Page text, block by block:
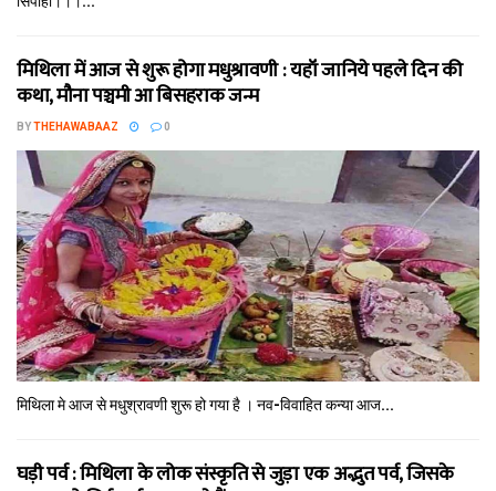
मिथि‍ला में आज से शुरू होगा मधुश्रावणी : यहॉं जानिये पहले दिन की
कथा, मौना पञ्चमी आ बिसहराक जन्म
BYTHEHAWABAAZ 0
मिथि‍ला मे आज से मधुश्रावणी शुरू हो गया है । नव-विवाहित कन्‍या आज...
घड़ी पर्व : मिथि‍ला के लोक संस्कृति से जुड़ा एक अद्भुत पर्व, जिसके